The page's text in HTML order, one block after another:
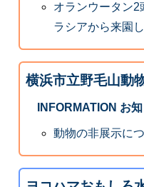
オランウータン2
ラシアから来園
横浜市立野毛山動
INFORMATION お
動物の非展示に